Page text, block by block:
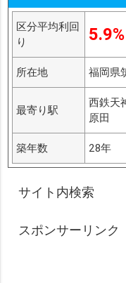
区分平均利回
り
5.9%
所在地 福岡県
最寄り駅
西鉄天
原田
築年数 28年
サイト内検索
スポンサーリンク